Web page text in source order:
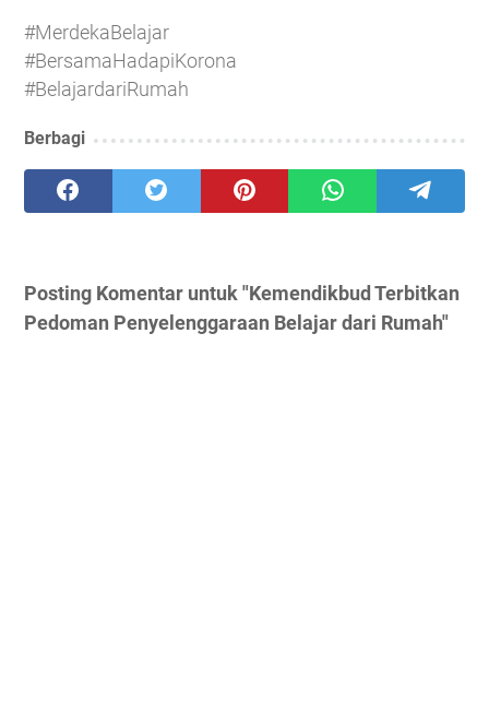
#MerdekaBelajar
#BersamaHadapiKorona
#BelajardariRumah
Berbagi
Posting Komentar untuk "Kemendikbud Terbitkan
Pedoman Penyelenggaraan Belajar dari Rumah"